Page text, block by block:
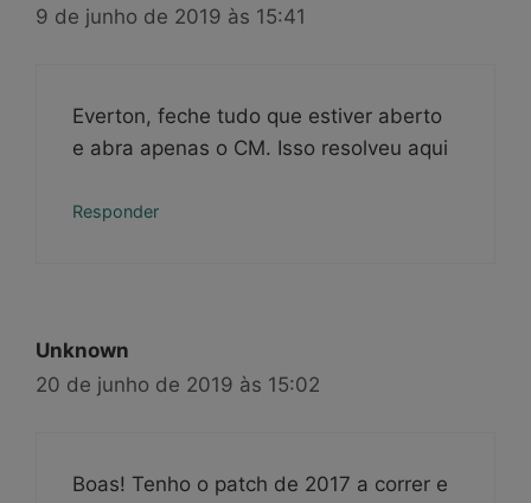
9 de junho de 2019 às 15:41
Everton, feche tudo que estiver aberto
e abra apenas o CM. Isso resolveu aqui
Responder
Unknown
20 de junho de 2019 às 15:02
Boas! Tenho o patch de 2017 a correr e